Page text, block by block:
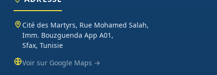
Cité des Martyrs, Rue Mohamed Salah,
Imm. Bouzguenda App A01,
Sfax, Tunisie
Voir sur Google Maps →